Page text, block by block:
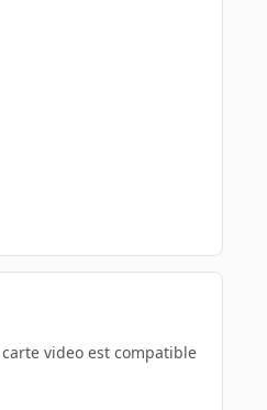
video est compatible